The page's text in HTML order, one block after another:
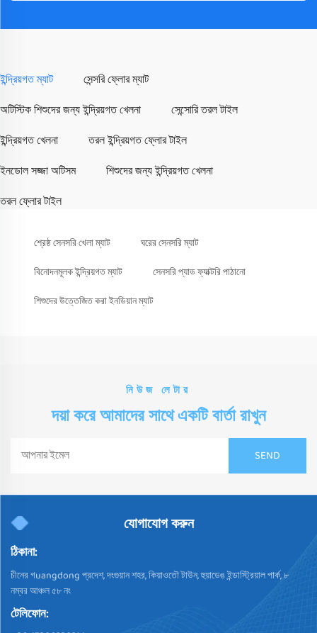
ইন্দ্রিয়গত ম্যাট সেন্সরি ফ্লোর ম্যাট
অটিস্টিক শিশুদের জন্য ইন্দ্রিয়গত খেলনা সেন্সোরি তরল টাইল
ইন্দ্রিয়গত খেলনা তরল ইন্দ্রিয়গত ফ্লোর টাইল
ইনডোল সজ্জা অটিসম শিশুদের জন্য ইন্দ্রিয়গত খেলনা
তরল ফ্লোর টাইল
শ্রেষ্ঠ সেনসরি খেলা ম্যাট
ঘরের সেনসরি ম্যাট
বিনোদনমূলক ইন্দ্রিয়গত ম্যাট
সেনসরি প্যাড ফ্যাক্টরি পাঠানো
শিশুদের উত্তেজিত করা ইনডিয়ান ম্যাট
নিউজ লেটার
দয়া করে আমাদের সাথে একটি বার্তা রাখুন
যোগাযোগ করুন
ঠিকানা:
চীনের গuangdong প্রদেশ, দংগুয়ান শহর, কিয়াওতৌ টাউন, হুয়াডেঙ ইন্ডাস্ট্রিয়াল পার্ক, ৮
নম্বর আঞ্চল ৫৮ নং
টেলিফোন: